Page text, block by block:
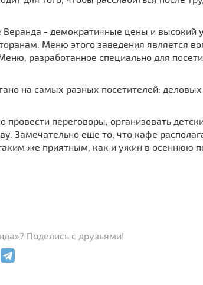
Веранда - демократичные цены и высокий
Меню этого заведения является
разработанное специально для
на самых разных посетителей:
переговоры, организовать
Замечательно еще то, что кафе
же приятным, как и ужин в осеннюю
Поделись с друзьями!